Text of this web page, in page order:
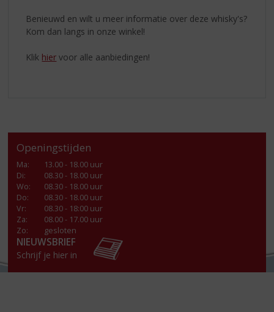
Benieuwd en wilt u meer informatie over deze whisky's?
Kom dan langs in onze winkel!
Klik hier voor alle aanbiedingen!
Openingstijden
Ma:
13.00 - 18.00 uur
Di:
08.30 - 18.00 uur
Wo:
08.30 - 18.00 uur
Do:
08.30 - 18.00 uur
Vr:
08.30 - 18:00 uur
Za:
08.00 - 17.00 uur
Zo:
gesloten
NIEUWSBRIEF
Schrijf je hier in